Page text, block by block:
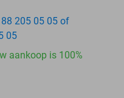
88 205 05 05 of
05
aankoop is 100%